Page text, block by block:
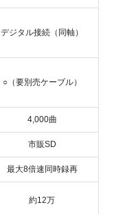
デジタル接続（同軸）
○（要別売ケーブル）
4,000曲
市販SD
最大8倍速同時録再
約12万